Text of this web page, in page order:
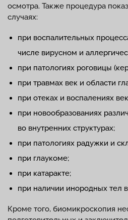
осмотра. Также процедура
случаях:
при воспалительных
числе вирусном и
при патологиях роговицы
при травмах век и области
при отеках и воспалениях
при новообразованиях
во внутренних структурах;
при патологиях радужки и
при глаукоме;
при катаракте;
при наличии инородных тел в
Кроме того, биомикроскопия